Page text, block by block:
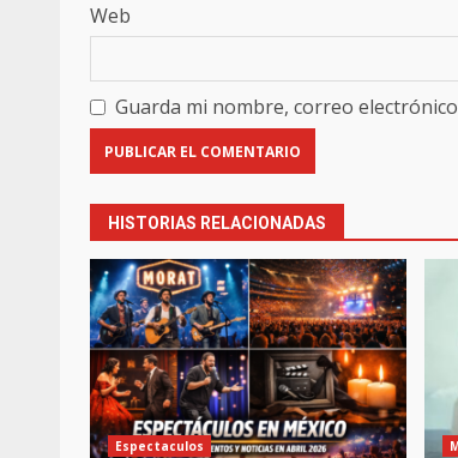
Web
Guarda mi nombre, correo
HISTORIAS RELACIONADAS
Espectaculos